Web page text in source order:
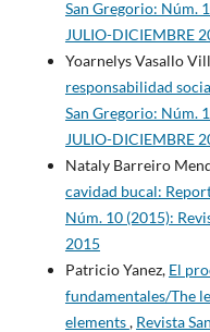
San Gregorio: Núm.
JULIO-DICIEMBRE
Yoarnelys Vasallo
responsabilidad
San Gregorio: Núm.
JULIO-DICIEMBRE
Nataly Barreiro
cavidad bucal:
Núm. 10 (2015):
2015
Patricio Yanez, El
fundamentales/The
elements, Revista